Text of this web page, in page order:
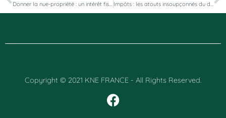
Donner la nue-propriété : un intérêt fiscal évident Impôts : les atouts insoupçonnés du déficit foncier
Copyright © 2021 KNE FRANCE - All Rights Reserved.